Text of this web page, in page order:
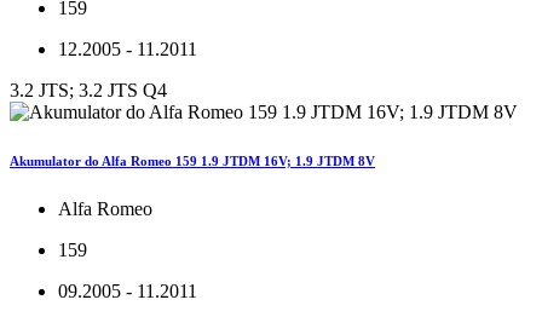
159
12.2005 - 11.2011
3.2 JTS; 3.2 JTS Q4
Akumulator do Alfa Romeo 159 1.9 JTDM 16V; 1.9 JTDM 8V
Alfa Romeo
159
09.2005 - 11.2011